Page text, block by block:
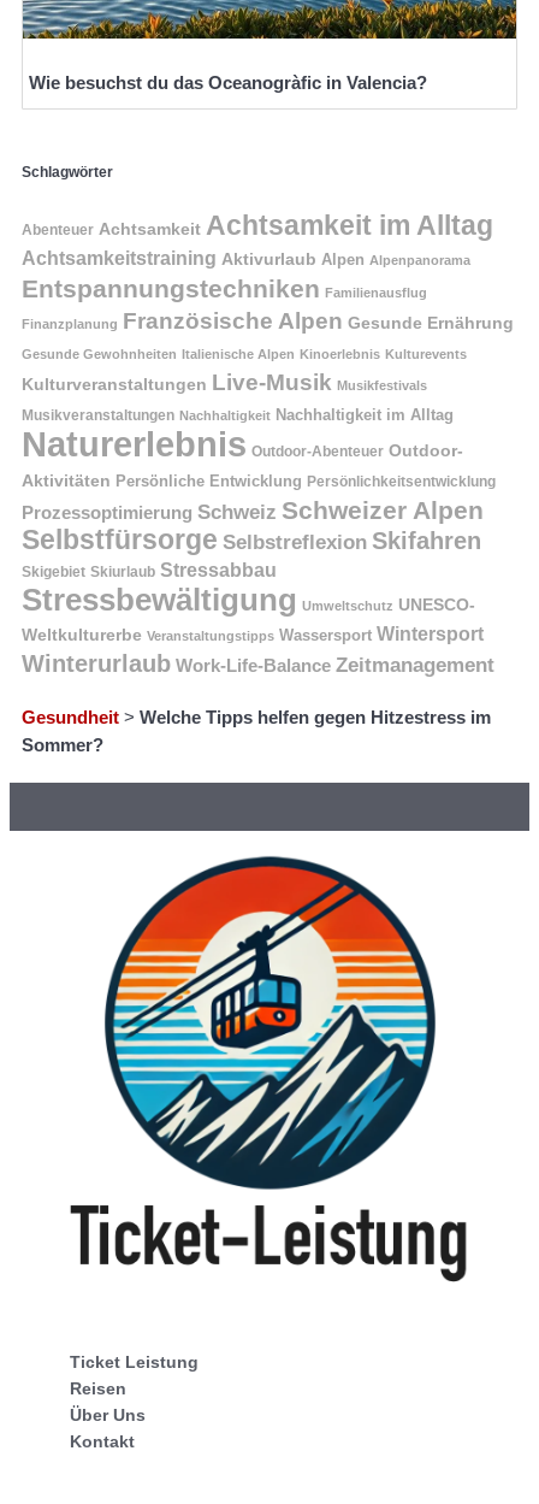
Wie besuchst du das Oceanogràfic in Valencia?
Schlagwörter
Abenteuer Achtsamkeit Achtsamkeit im Alltag
Achtsamkeitstraining Aktivurlaub Alpen Alpenpanorama
Entspannungstechniken Familienausflug
Finanzplanung Französische Alpen Gesunde Ernährung
Gesunde Gewohnheiten Italienische Alpen Kinoerlebnis Kulturevents
Kulturveranstaltungen Live-Musik Musikfestivals
Musikveranstaltungen Nachhaltigkeit Nachhaltigkeit im Alltag
Naturerlebnis Outdoor-Abenteuer Outdoor-
Aktivitäten Persönliche Entwicklung Persönlichkeitsentwicklung
Prozessoptimierung Schweiz Schweizer Alpen
Selbstfürsorge Selbstreflexion Skifahren
Skigebiet Skiurlaub Stressabbau
Stressbewältigung Umweltschutz UNESCO-
Weltkulturerbe Veranstaltungstipps Wassersport Wintersport
Winterurlaub Work-Life-Balance Zeitmanagement
Gesundheit > Welche Tipps helfen gegen Hitzestress im
Sommer?
Ticket Leistung
Reisen
Über Uns
Kontakt